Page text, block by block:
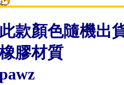
顏色隨機出
膠材質